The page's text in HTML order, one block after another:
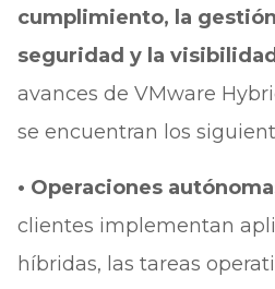
cumplimiento, la
seguridad y la
avances de VMware
se encuentran los
• Operaciones
clientes implementan
híbridas, las tareas